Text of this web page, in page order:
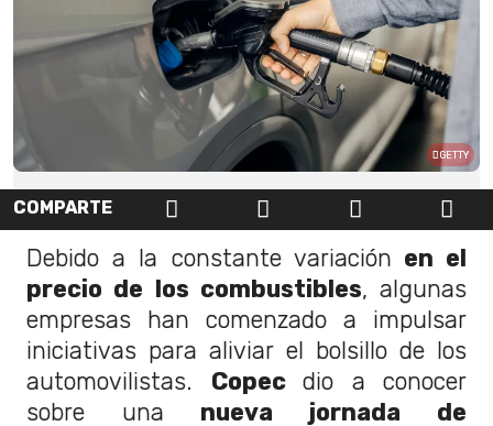
GETTY
COMPARTE
Debido a la constante variación en el
precio de los combustibles, algunas
empresas han comenzado a impulsar
iniciativas para aliviar el bolsillo de los
automovilistas. Copec dio a conocer
sobre una nueva jornada de